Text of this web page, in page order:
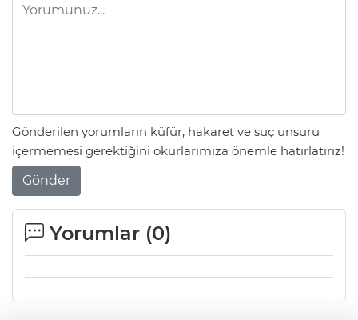
Gönderilen yorumların küfür, hakaret ve suç unsuru
içermemesi gerektiğini okurlarımıza önemle hatırlatırız!
Gönder
Yorumlar (0)